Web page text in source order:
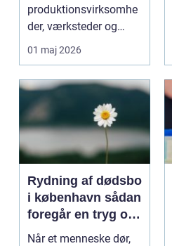
produktionsvirksomhe
der, værksteder og
autohuse. Den leverer
01 maj 2026
Rydning af dødsbo
i københavn sådan
foregår en tryg og
effektiv proces
Når et menneske dør,